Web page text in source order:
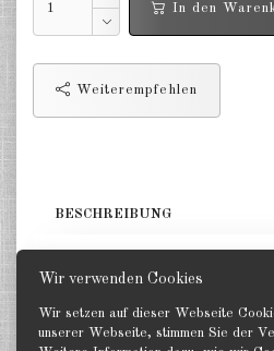
Wir verwenden Cookies
Wir setzen auf dieser Webseite
unserer Webseite, stimmen Sie der
In den
Weiterempfehlen
BESCHREIBUNG